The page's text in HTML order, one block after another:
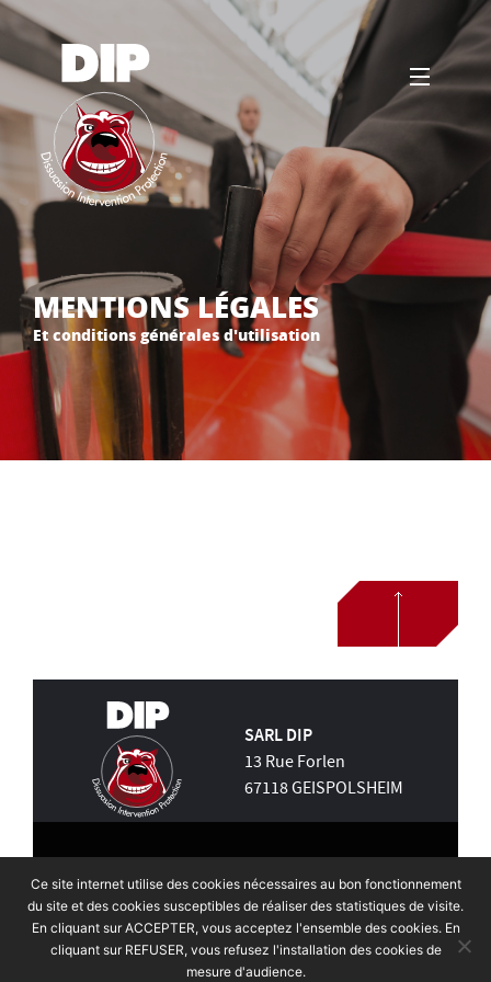
MENTIONS LÉGALES
Et conditions générales d'utilisation
SARL DIP
13 Rue Forlen
67118 GEISPOLSHEIM
03 88 55 74 32
Ce site internet utilise des cookies nécessaires au bon fonctionnement
du site et des cookies susceptibles de réaliser des statistiques de visite.
En cliquant sur ACCEPTER, vous acceptez l'ensemble des cookies. En
cliquant sur REFUSER, vous refusez l'installation des cookies de
mesure d'audience.